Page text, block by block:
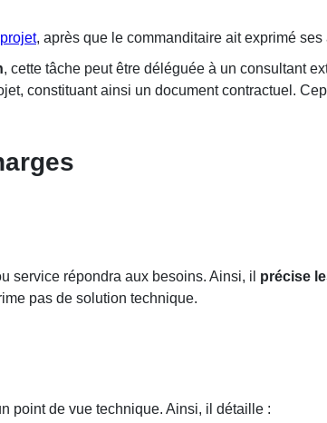
, après que le commanditaire ait exprimé ses
, cette tâche peut être déléguée à un consultant
constituant ainsi un document contractuel.
service répondra aux besoins. Ainsi, il précise
pas de solution technique.
point de vue technique. Ainsi, il détaille :